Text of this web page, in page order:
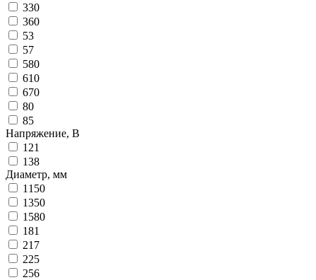
330
360
53
57
580
610
670
80
85
Напряжение, B
121
138
Диаметр, мм
1150
1350
1580
181
217
225
256